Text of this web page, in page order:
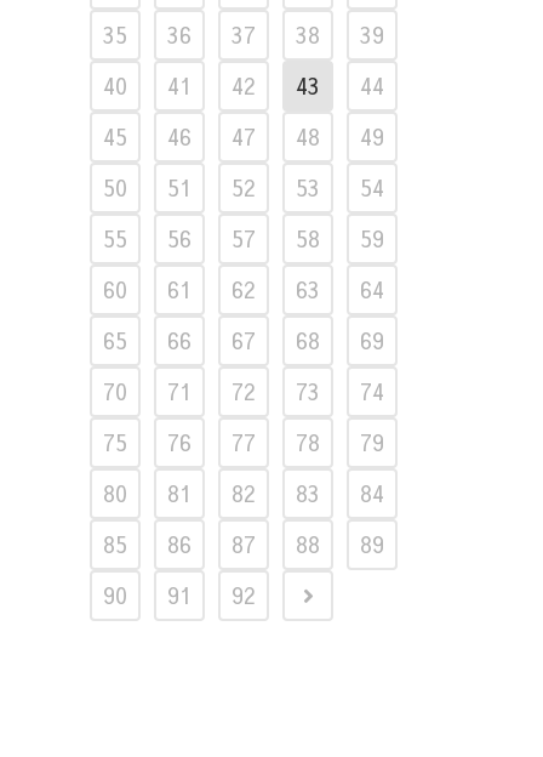
35
36 37 38
39
40
41 42 43
44
45
46 47 48
49
50
51 52 53
54
55
56 57 58
59
60
61 62 63
64
65
66 67 68
69
70
71 72 73
74
75
76 77 78
79
80
81 82 83
84
85
86 87 88
89
90
91 92